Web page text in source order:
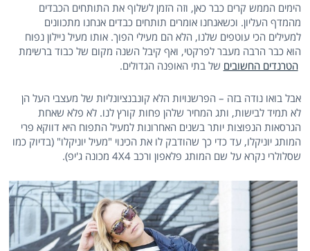
הימים הממש קרים כבר כאן, וזה הזמן לשלוף את התותחים הכבדים
מהמדף העליון. וכשאנחנו אומרים תותחים כבדים אנחנו מתכוונים
למעילים הכי עוטפים שלנו, הלא הם מעילי הפוך. אותו מעיל ניילון נפוח
הוא כבר הרבה מעבר לפרקטי, ואף קיבל השנה מקום של כבוד ברשימת
הטרנדים החשובים של בתי האופנה הגדולים.
אבל בואו נודה בזה – הפרשנויות הלא קונבנציונליות של מעצבי העל הן
לא תמיד לבישות, ותג המחיר שלהן פחות קורץ לנו. לא פלא שאחת
הגרסאות הנפוצות יותר בשנים האחרונות למעיל התפוח היא דווקא פרי
המותג יוניקלו, עד כדי כך שהודבק לו את הכינוי "מעיל יוניקלו" (בדיוק כמו
שסלולרי נקרא על שם המותג פלאפון ורכב 4X4 מכונה ג'יפ).